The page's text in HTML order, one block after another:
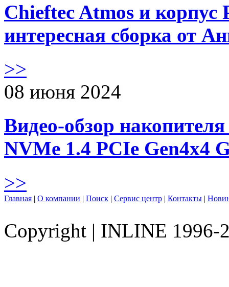
Chieftec Atmos и корпус
интересная сборка от
>>
08 июня 2024
Видео-обзор
NVMe 1.4 PCIe Gen4х4
>>
Главная | О компании | Поиск | Сервис центр | Контакты |
Copyright | INLINE 1996-